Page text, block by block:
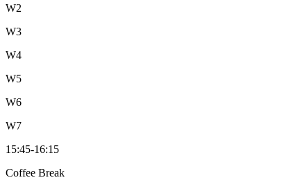
W2
W3
W4
W5
W6
W7
15:45-16:15
Coffee Break